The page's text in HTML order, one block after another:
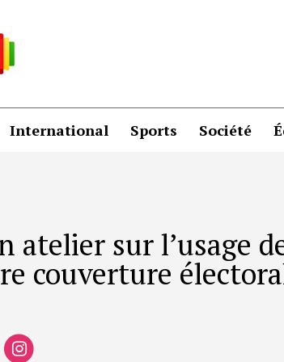
International Sports Société
atelier sur l’usage
couverture